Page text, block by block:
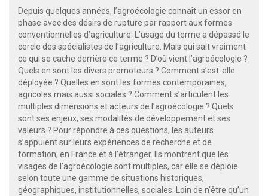
Depuis quelques années, l’agroécologie connaît un essor en
phase avec des désirs de rupture par rapport aux formes
conventionnelles d’agriculture. L’usage du terme a dépassé le
cercle des spécialistes de l’agriculture. Mais qui sait vraiment
ce qui se cache derrière ce terme ? D’où vient l’agroécologie ?
Quels en sont les divers promoteurs ? Comment s’est-elle
déployée ? Quelles en sont les formes contemporaines,
agricoles mais aussi sociales ? Comment s’articulent les
multiples dimensions et acteurs de l’agroécologie ? Quels
sont ses enjeux, ses modalités de développement et ses
valeurs ? Pour répondre à ces questions, les auteurs
s’appuient sur leurs expériences de recherche et de
formation, en France et à l’étranger. Ils montrent que les
visages de l’agroécologie sont multiples, car elle se déploie
selon toute une gamme de situations historiques,
géographiques, institutionnelles, sociales. Loin de n’être qu’un